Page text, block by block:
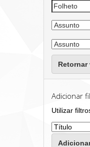
Retornar
Adicionar
Utilizar